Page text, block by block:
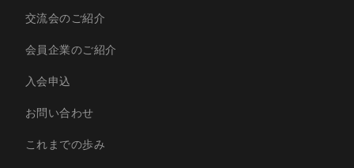
交流会のご紹介
会員企業のご紹介
入会申込
お問い合わせ
これまでの歩み